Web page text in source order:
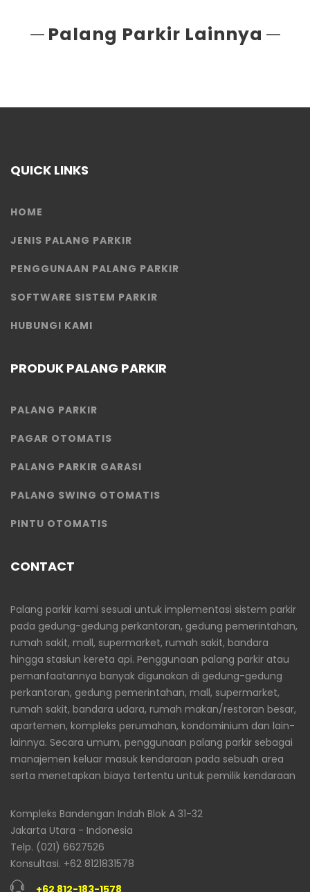
Palang Parkir Lainnya
QUICK LINKS
HOME
JENIS PALANG PARKIR
PENGGUNAAN PALANG PARKIR
SOFTWARE SISTEM PARKIR
HUBUNGI KAMI
PRODUK PALANG PARKIR
PALANG PARKIR
PAGAR OTOMATIS
PALANG PARKIR GARASI
PALANG SWING OTOMATIS
PINTU OTOMATIS
CONTACT
Palang parkir kami sesuai untuk implementasi sistem parkir
pada gedung-gedung perkantoran, gedung pemerintahan,
rumah sakit, mall, supermarket, rumah sakit, bandara
hingga stasiun kereta api. Penggunaan palang parkir atau
pemanfaatannya banyak digunakan di gedung-gedung
perkantoran, gedung pemerintahan, mall, supermarket,
rumah sakit, bandara udara, rumah makan/restoran besar,
apartemen, kompleks perumahan, kondominium dan lain-
lainnya. Secara umum, penggunaan palang parkir sebagai
manajemen keluar masuk kendaraan pada sebuah area
serta menetapkan biaya tertentu untuk pemilik kendaraan
Kompleks Bandengan Indah Blok A 31-32
Jakarta Utara - Indonesia
Telp. (021) 6627526
Konsultasi. +62 8121831578
+62 812-183-1578